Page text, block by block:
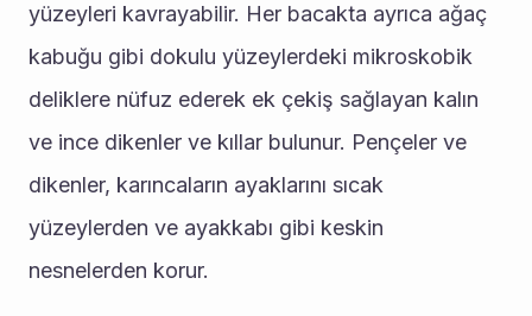
yüzeyleri kavrayabilir. Her bacakta ayrıca ağaç
kabuğu gibi dokulu yüzeylerdeki mikroskobik
deliklere nüfuz ederek ek çekiş sağlayan kalın
ve ince dikenler ve kıllar bulunur. Pençeler ve
dikenler, karıncaların ayaklarını sıcak
yüzeylerden ve ayakkabı gibi keskin
nesnelerden korur.